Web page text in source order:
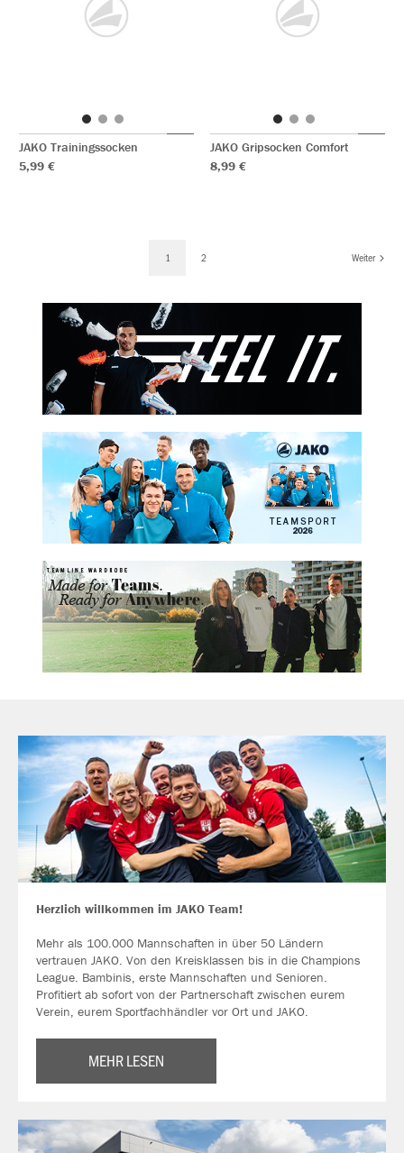
JAKO Trainingssocken
5,99 €
JAKO Gripsocken Comfort
8,99 €
1 2 Weiter
Herzlich willkommen im JAKO Team!
Mehr als 100.000 Mannschaften in über 50 Ländern
vertrauen JAKO. Von den Kreisklassen bis in die Champions
League. Bambinis, erste Mannschaften und Senioren.
Profitiert ab sofort von der Partnerschaft zwischen eurem
Verein, eurem Sportfachhändler vor Ort und JAKO.
MEHR LESEN